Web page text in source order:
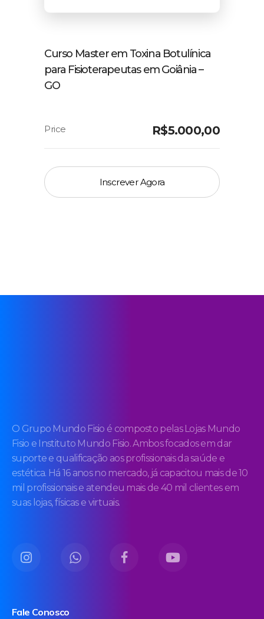
Curso Master em Toxina Botulínica
para Fisioterapeutas em Goiânia –
GO
R$5.000,00
Inscrever Agora
O Grupo Mundo Fisio é composto pelas Lojas Mundo
Fisio e Instituto Mundo Fisio. Ambos focados em dar
suporte e qualificação aos profissionais da saúde e
estética. Há 16 anos no mercado, já capacitou mais de 10
mil profissionais e atendeu mais de 40 mil clientes em
suas lojas, físicas e virtuais.
Fale Conosco